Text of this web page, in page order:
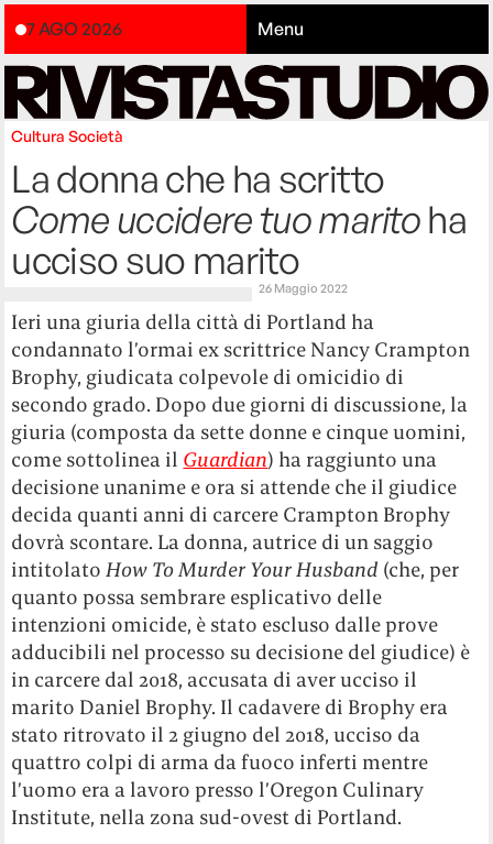
7 AGO 2026 Menu
Cultura Società
La donna che ha scritto
Come uccidere tuo maritoha
ucciso suo marito
26 Maggio 2022
Ieri una giuria della città di Portland ha
condannato l’ormai ex scrittrice Nancy Crampton
Brophy, giudicata colpevole di omicidio di
secondo grado. Dopo due giorni di discussione, la
giuria (composta da sette donne e cinque uomini,
come sottolinea il Guardian) ha raggiunto una
decisione unanime e ora si attende che il giudice
decida quanti anni di carcere Crampton Brophy
dovrà scontare. La donna, autrice di un saggio
intitolatoHow To Murder Your Husband (che, per
quanto possa sembrare esplicativo delle
intenzioni omicide, è stato escluso dalle prove
adducibili nel processo su decisione del giudice) è
in carcere dal 2018, accusata di aver ucciso il
marito Daniel Brophy. Il cadavere di Brophy era
stato ritrovato il 2 giugno del 2018, ucciso da
quattro colpi di arma da fuoco inferti mentre
l’uomo era a lavoro presso l’Oregon Culinary
Institute, nella zona sud-ovest di Portland.